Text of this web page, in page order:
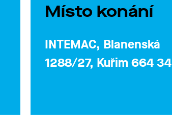
Místo konání
INTEMAC, Blanenská
1288/27, Kuřim 664 34